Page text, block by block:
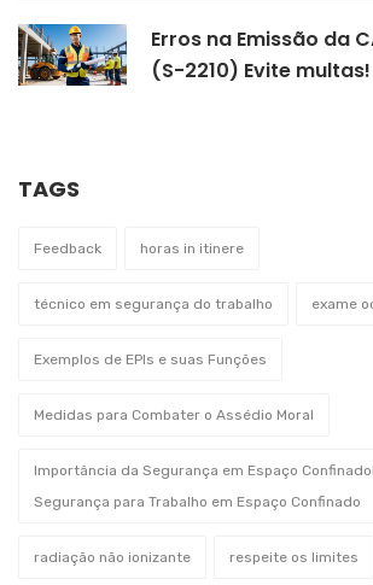
Erros na Emissão da
(S-2210) Evite multas!
TAGS
Feedback horas in itinere
técnico em segurança do trabalho exame
Exemplos de EPIs e suas Funções
Medidas para Combater o Assédio Moral
Importância da Segurança em Espaço
Segurança para Trabalho em Espaço Confinado
radiação não ionizante respeite os limites